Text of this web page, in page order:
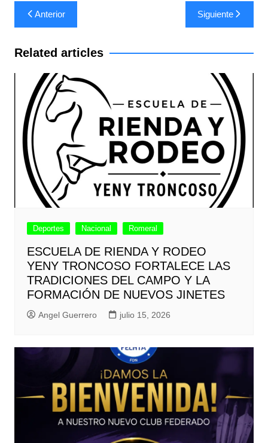
Navegación
de
entradas
Anterior Siguiente
Related articles
Deportes Nacional Romeral
ESCUELA DE RIENDA Y RODEO
YENY TRONCOSO FORTALECE LAS
TRADICIONES DEL CAMPO Y LA
FORMACIÓN DE NUEVOS JINETES
Angel Guerrero julio 15, 2026